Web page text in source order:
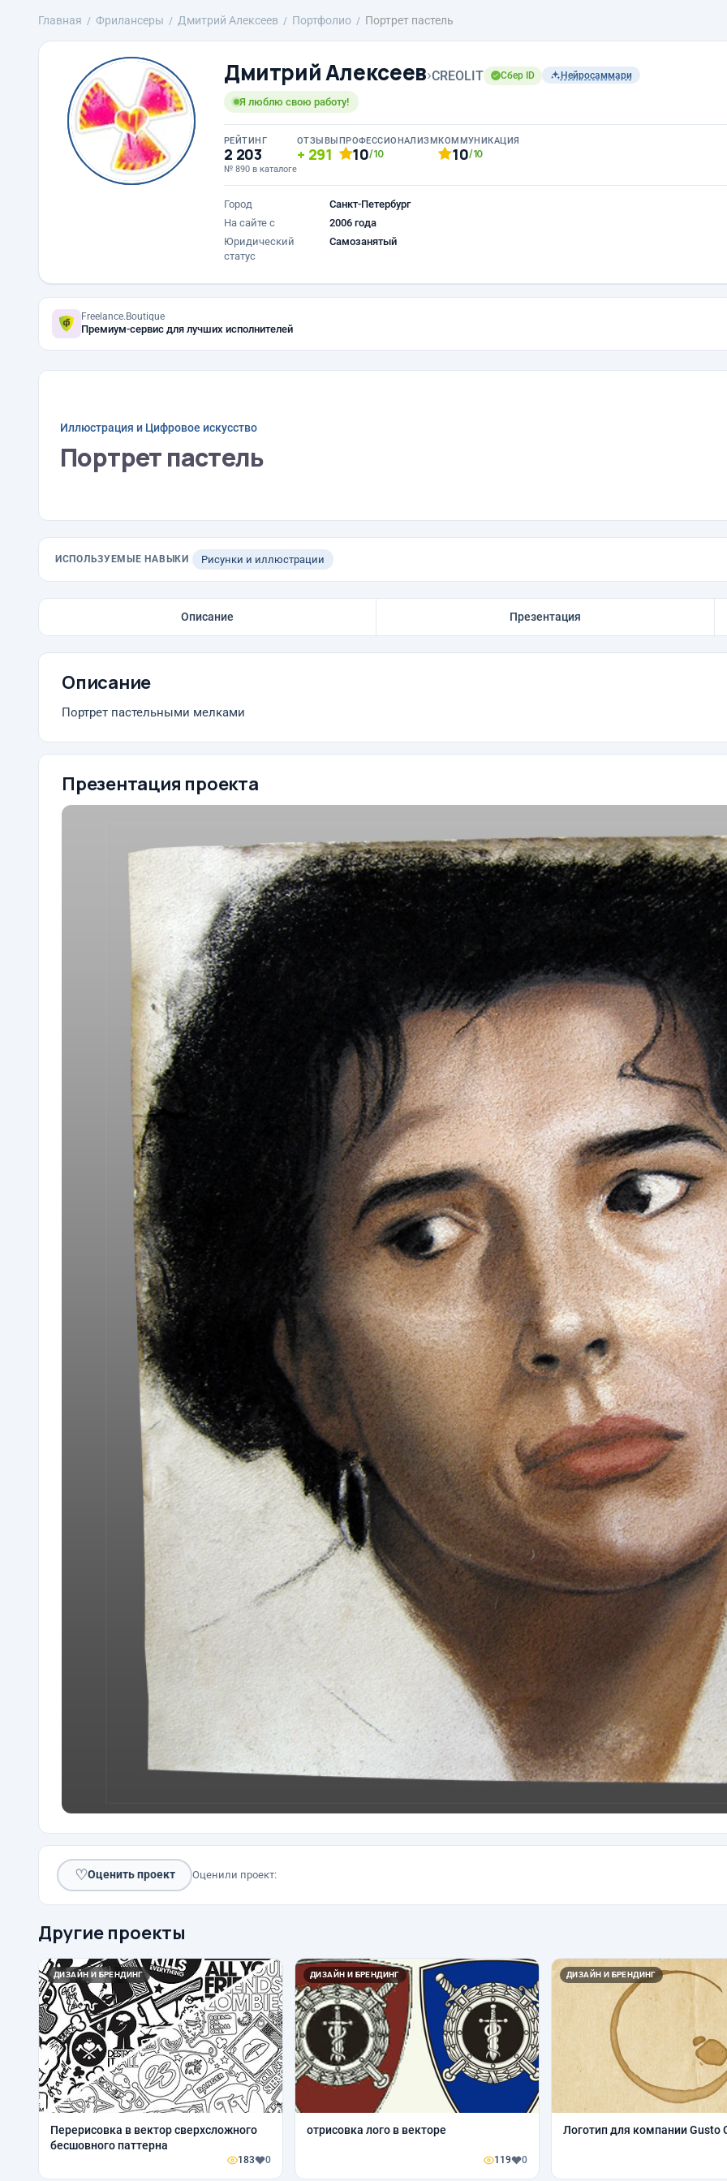
Главная Фрилансеры Дмитрий Алексеев Портфолио Портрет пастель
Дмитрий Алексеев›CREOLIT Сбер ID Нейросаммари
Я люблю свою работу!
РЕЙТИНГ
2 203
№ 890 в каталоге
ОТЗЫВЫ
291
ПРОФЕССИОНАЛИЗМ
10/10
КОММУНИКАЦИЯ
10/10
Город
Санкт-Петербург
На сайте с
2006 года
Юридический
статус
Самозанятый
Freelance.Boutique
Премиум-сервис для лучших исполнителей
Иллюстрация и Цифровое искусство
Портрет пастель
ИСПОЛЬЗУЕМЫЕ НАВЫКИ Рисунки и иллюстрации
Описание Презентация
Описание
Портрет пастельными мелками
Презентация проекта
♡Оценить проект Оценили проект:
Другие проекты
ДИЗАЙН И БРЕНДИНГ
Перерисовка в вектор сверхсложного
бесшовного паттерна
183 0
ДИЗАЙН И БРЕНДИНГ
отрисовка лого в векторе
119 0
ДИЗАЙН И БРЕНДИНГ
Логотип для компании Gusto